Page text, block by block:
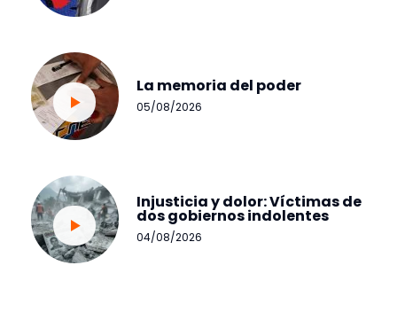
La memoria del poder
05/08/2026
Injusticia y dolor: Víctimas de
dos gobiernos indolentes
04/08/2026